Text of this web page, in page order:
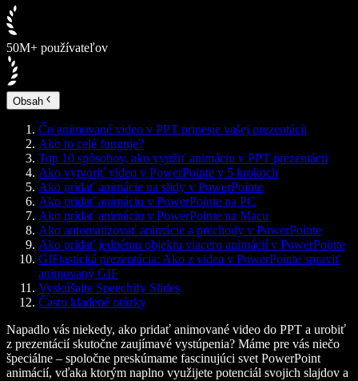
50M+ používateľov
Obsah
Čo animované video v PPT prinesie vašej prezentácii
Ako to celé funguje?
Top 10 spôsobov, ako využiť animáciu v PPT prezentácii
Ako vytvoriť video v PowerPointe v 5 krokoch
Ako pridať animácie na slidy v PowerPointe
Ako pridať animáciu v PowerPointe na PC
Ako pridať animáciu v PowerPointe na Macu
Ako automatizovať animácie a prechody v PowerPointe
Ako pridať jednému objektu viacero animácií v PowerPointe
GIFtastická prezentácia: Ako z videa v PowerPointe spraviť
animovaný GIF
Vyskúšajte Speechify Slides
Často kladené otázky
Napadlo vás niekedy, ako pridať animované video do PPT a urobiť
z prezentácií skutočne zaujímavé vystúpenia? Máme pre vás niečo
špeciálne – spoločne preskúmame fascinujúci svet PowerPoint
animácií, vďaka ktorým naplno využijete potenciál svojich slajdov a